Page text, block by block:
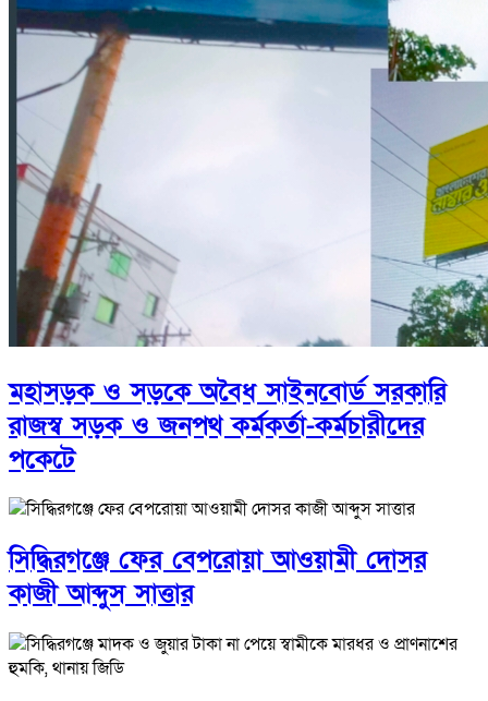
মহাসড়ক ও সড়কে অবৈধ সাইনবোর্ড সরকারি
রাজস্ব সড়ক ও জনপথ কর্মকর্তা-কর্মচারীদের
পকেটে
সিদ্ধিরগঞ্জে ফের বেপরোয়া আওয়ামী দোসর
কাজী আব্দুস সাত্তার